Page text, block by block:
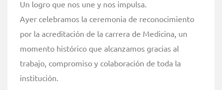
Un logro que nos une y nos impulsa.
Ayer celebramos la ceremonia de reconocimiento
por la acreditación de la carrera de Medicina, un
momento histórico que alcanzamos gracias al
trabajo, compromiso y colaboración de toda la
institución.